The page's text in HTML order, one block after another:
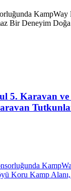
KampWay
Bir Deneyim Doğa
5. Karavan ve